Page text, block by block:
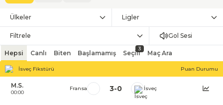
Ülkeler Ligler
Filtrele Gol Sesi
Hepsi Canlı Biten Başlamamış Seçili
3
Maç Ara
İsveç Fikstürü Puan Durumu
M.S.
00:00
Fransa 3-0 İsveç